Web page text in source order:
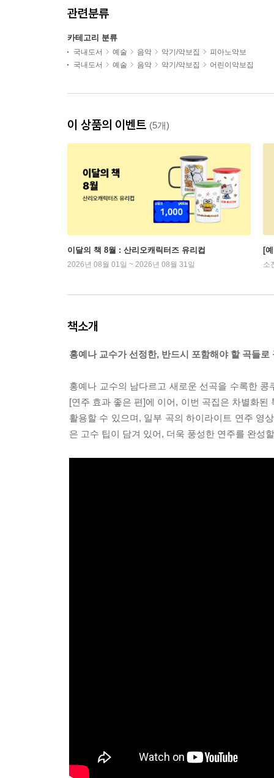
관련분류
카테고리 분류
국내도서 예술 음악 악기/악보집
피아노악보
국내도서
예술 음악 악기/악보집 어린이악보집
이 상품의 이벤트 (5개)
이달의 책 8월 : 산리오캐릭터즈 유리컵
2026년 08월 01일 ~ 2026년 08월 31일
[
소
책소개
홍예나 교수가 선정한, 반드시 포함해야 할 곡들
홍예나 교수의 남다르고 새로운 선곡을 수록한
[연주 효과 좋은 편]에 이어, 이번 곡집은 차별화
활용할 수 있으며, 일부 곡의 하이라이트 연주 영
은 고수 팁이 담겨 있어, 더욱 풍성한 연주를 완성